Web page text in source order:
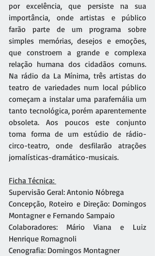
por excelência, que persiste na sua
importância, onde artistas e público
farão parte de um programa sobre
simples memórias, desejos e emoções,
que constroem a grande e complexa
relação humana dos cidadãos comuns.
Na rádio da La Mínima, três artistas do
teatro de variedades num local público
começam a instalar uma parafernália um
tanto tecnológica, porém aparentemente
obsoleta. Aos poucos este conjunto
toma forma de um estúdio de rádio-
circo-teatro, onde desfilarão atrações
jornalísticas-dramático-musicais.
Ficha Técnica:
Supervisão Geral: Antonio Nóbrega
Concepção, Roteiro e Direção: Domingos
Montagner e Fernando Sampaio
Colaboradores: Mário Viana e Luiz
Henrique Romagnoli
Cenografia: Domingos Montagner